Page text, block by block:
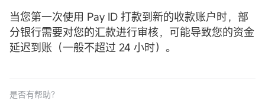
当您第一次使用 Pay ID 打款到新的收款账户时，部
分银行需要对您的汇款进行审核，可能导致您的资金
延迟到账（一般不超过 24 小时）。
是否有帮助？